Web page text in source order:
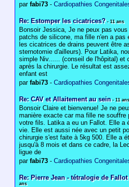
par fabi73- Cardiopathies
Re: Estomper les cicatrices?- 11 ans
Bonsoir Jessica, Je ne peux pas
patchs de silicone, ma fille n'en a pas
les cicatrices de drains peuvent être
sternotomie d'ailleurs). Pour Latika,
simple Niv...... (conseil de l'hôpital) et
après la chirurgie. Le résultat est
enfant est
par fabi73- Cardiopathies
Re: CAV et Allaitement au sein- 11 ans
Bonsoir Claire et bienvenue! Je ne
manière exacte car ma fille ne souffre
votre fils. Latika a eu un Fallot. Elle a
vie. Elle est aussi née avec un petit
chirurgie s'est faite à 5kg 500. Elle a
jusqu'à 8 mois et dans ce cadre, la
ligue de
par fabi73- Cardiopathies
Re: Pierre Jean - tétralogie de
ans